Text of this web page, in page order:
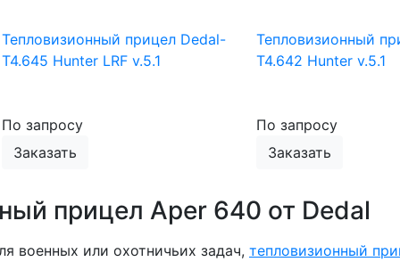
Тепловизионный прицел Dedal-
T4.645 Hunter LRF v.5.1
По запросу
Заказать
Тепловизионный
Т4.642 Hunter v.5.1
По запросу
Заказать
прицел Aper 640 от Dedal
военных или охотничьих задач, тепловизионный